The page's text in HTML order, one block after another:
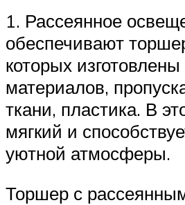
1. Рассеянное
обеспечивают
которых изготовлены
материалов,
ткани, пластика. В
мягкий и
уютной атмосферы.
Торшер с